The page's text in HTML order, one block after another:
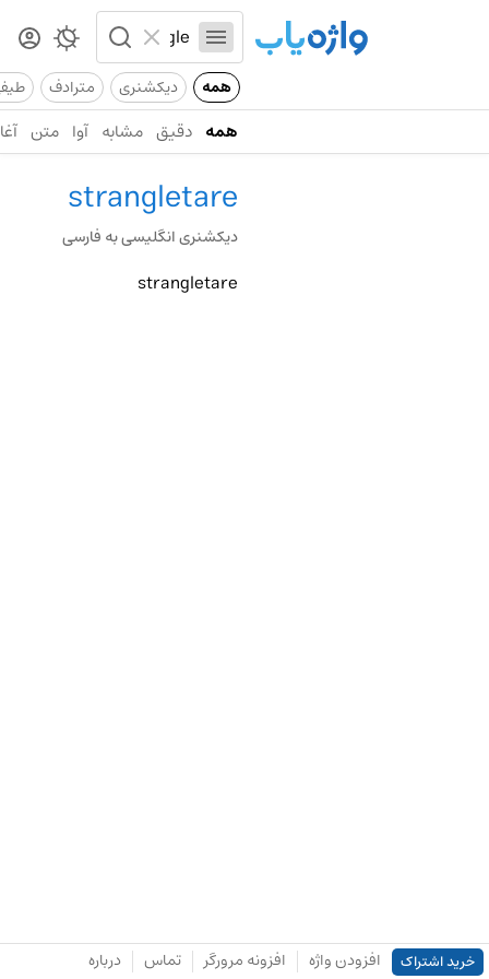
همه دیکشنری مترادف
همه دقیق مشابه آوا متن
strangletare
دیکشنری انگلیسی به فارسی
strangletare
خرید اشتراک افزودن واژه افزونه مرورگر تماس درباره